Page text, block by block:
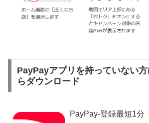
PayPayアプリを持っていない
らダウンロード
PayPay-登録最短1分